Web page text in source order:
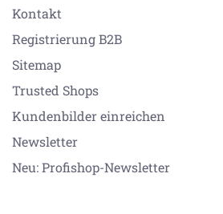
Kontakt
Registrierung B2B
Sitemap
Trusted Shops
Kundenbilder einreichen
Newsletter
Neu: Profishop-Newsletter